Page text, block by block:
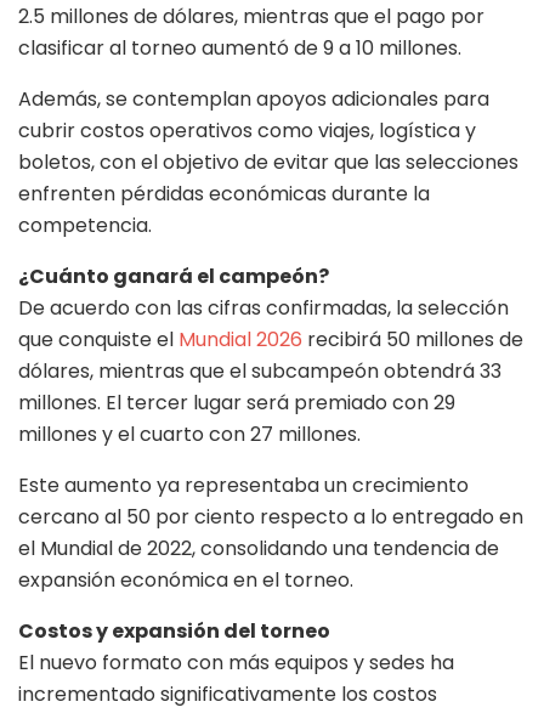
2.5 millones de dólares, mientras que el pago por
clasificar al torneo aumentó de 9 a 10 millones.
Además, se contemplan apoyos adicionales para
cubrir costos operativos como viajes, logística y
boletos, con el objetivo de evitar que las selecciones
enfrenten pérdidas económicas durante la
competencia.
¿Cuánto ganará el campeón?
De acuerdo con las cifras confirmadas, la selección
que conquiste el Mundial 2026 recibirá 50 millones de
dólares, mientras que el subcampeón obtendrá 33
millones. El tercer lugar será premiado con 29
millones y el cuarto con 27 millones.
Este aumento ya representaba un crecimiento
cercano al 50 por ciento respecto a lo entregado en
el Mundial de 2022, consolidando una tendencia de
expansión económica en el torneo.
Costos y expansión del torneo
El nuevo formato con más equipos y sedes ha
incrementado significativamente los costos